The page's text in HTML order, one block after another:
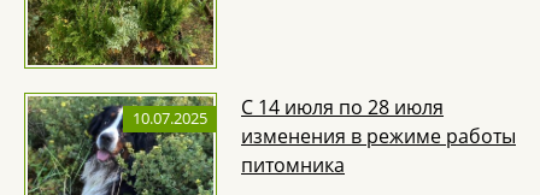
10.07.2025
С 14 июля по 28 июля
изменения в режиме работы
питомника